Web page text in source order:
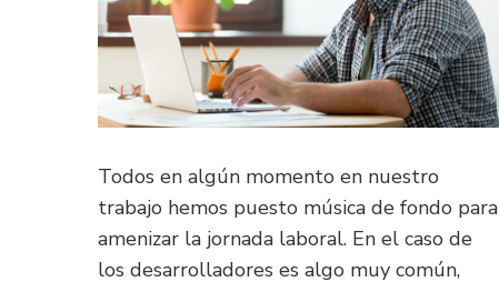
Todos en algún momento en nuestro
trabajo hemos puesto música de fondo para
amenizar la jornada laboral. En el caso de
los desarrolladores es algo muy común,